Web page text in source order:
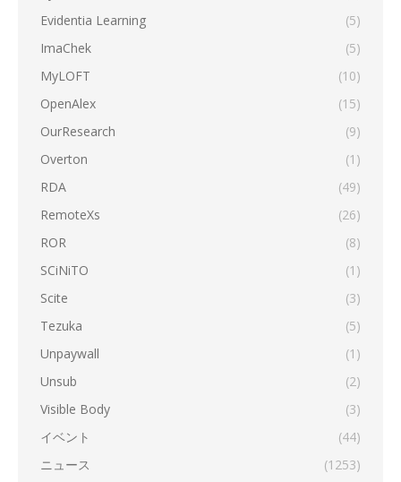
Evidentia Learning
(5)
ImaChek
(5)
MyLOFT
(10)
OpenAlex
(15)
OurResearch
(9)
Overton
(1)
RDA
(49)
RemoteXs
(26)
ROR
(8)
SCiNiTO
(1)
Scite
(3)
Tezuka
(5)
Unpaywall
(1)
Unsub
(2)
Visible Body
(3)
イベント
(44)
ニュース
(1253)